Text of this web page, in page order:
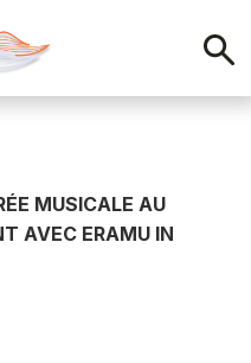
MUSICALE AU
AVEC ERAMU IN